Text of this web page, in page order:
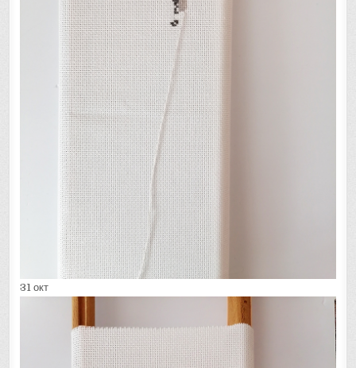
31 окт